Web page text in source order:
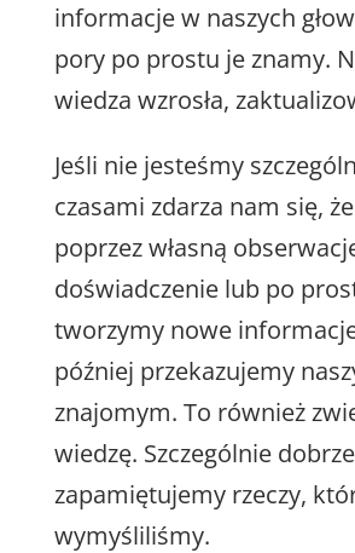
informacje w naszych
pory po prostu je znamy.
wiedza wzrosła,
Jeśli nie jesteśmy
czasami zdarza nam się,
poprzez własną
doświadczenie lub po
tworzymy nowe
później przekazujemy
znajomym. To również
wiedzę. Szczególnie dobrze
zapamiętujemy rzeczy,
wymyśliliśmy.